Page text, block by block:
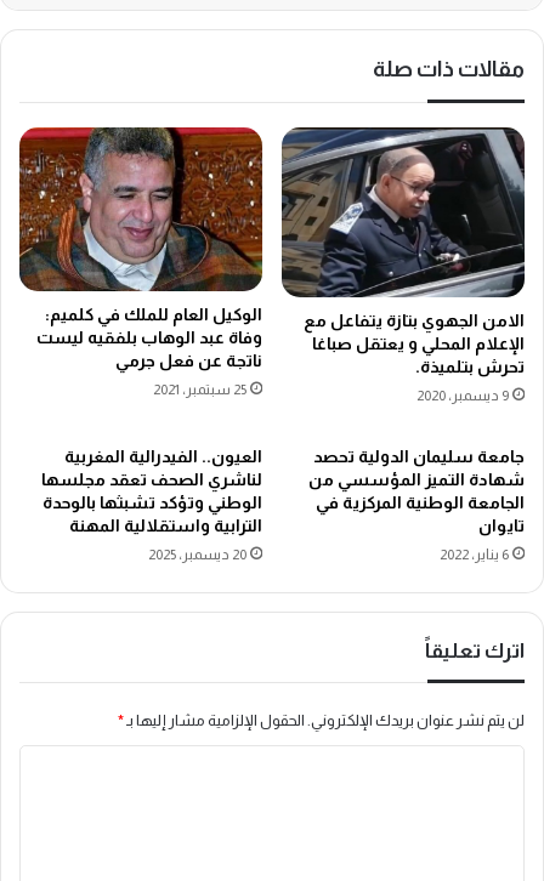
مقالات ذات صلة
الامن الجهوي بتازة يتفاعل مع
الإعلام المحلي و يعتقل صباغا
تحرش بتلميذة.
9 ديسمبر، 2020
الوكيل العام للملك في كلميم:
وفاة عبد الوهاب بلفقيه ليست
ناتجة عن فعل جرمي
25 سبتمبر، 2021
جامعة سليمان الدولية تحصد
شهادة التميز المؤسسي من
الجامعة الوطنية المركزية في
تايوان
6 يناير، 2022
العيون.. الفيدرالية المغربية
لناشري الصحف تعقد مجلسها
الوطني وتؤكد تشبثها بالوحدة
الترابية واستقلالية المهنة
20 ديسمبر، 2025
اترك تعليقاً
لن يتم نشر عنوان بريدك الإلكتروني. الحقول الإلزامية مشار إليها بـ*